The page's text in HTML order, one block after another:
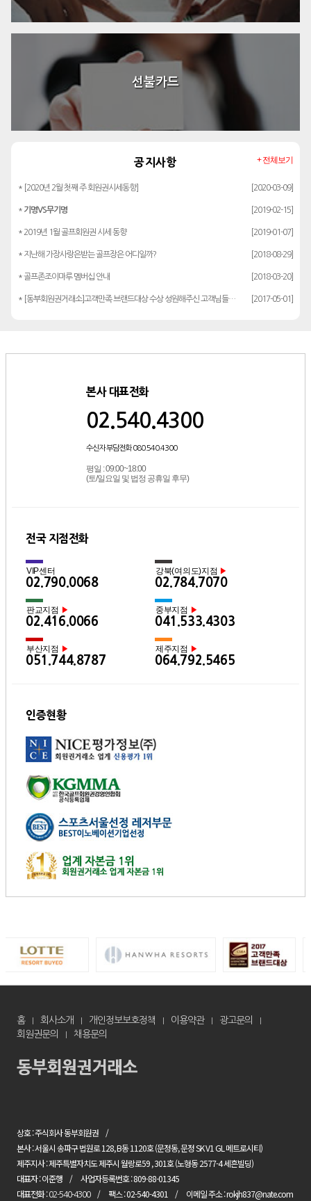
선불카드
공지사항
* [2020년 2월 첫째 주 회원권시세동향] [2020-03-09]
* 기명VS무기명 [2019-02-15]
* 2019년 1월 골프회원권 시세 동향 [2019-01-07]
* 지난해 가장사랑은받는 골프장은 어디일까? [2018-08-29]
* 골프존조이마루 멤버십 안내 [2018-03-20]
* [동부회원권거래소]고객만족 브랜드대상 수상 성원해주신 고객님들께 감사드립… [2017-05-01]
+ 전체보기
본사 대표전화
02.540.4300
수신자 부담전화 080.540.4300
평일 : 09:00~18:00
(토/일요일 및 법정 공휴일 후무)
전국 지점전화
VIP센터
02.790.0068
강북(여의도)지점 ▶
02.784.7070
판교지점 ▶
02.416.0066
중부지점 ▶
041.533.4303
부산지점 ▶
051.744.8787
제주지점 ▶
064.792.5465
인증현황
홈 회사소개 개인정보보호정책 이용약관
광고문의
회원권문의
채용문의
상호 : 주식회사 동부회원권
본사 : 서울시 송파구 법원로 128, B동 1120호 (문정동, 문정 SK V1 GL 메트로시티)
제주지사 : 제주특별자치도 제주시 월랑로59 , 301호 (노형동 2577-4 세흔빌딩)
대표자 : 이준행
사업자등록번호 : 809-88-01345
대표전화 :02-540-4300 팩스 : 02-540-4301 이메일 주소 : rokjh837@nate.com